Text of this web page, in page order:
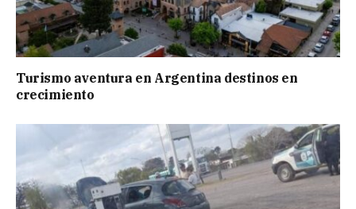
Turismo aventura en Argentina destinos en
crecimiento